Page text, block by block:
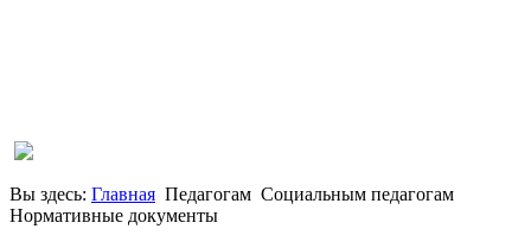
Вы здесь: Главная Педагогам Социальным педагогам
Нормативные документы